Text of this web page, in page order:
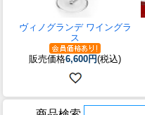
ヴィノグランデ ワイングラ
ス
販売価格6,600円(税込)